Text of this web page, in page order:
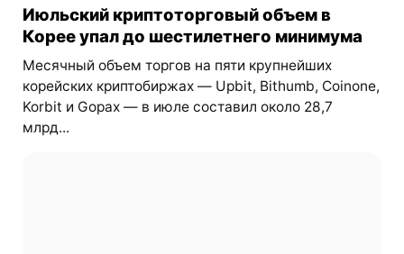
Июльский криптоторговый объем в
Корее упал до шестилетнего минимума
Месячный объем торгов на пяти крупнейших
корейских криптобиржах — Upbit, Bithumb, Coinone,
Korbit и Gopax — в июле составил около 28,7
млрд...